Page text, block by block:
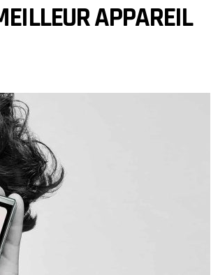
APPAREIL